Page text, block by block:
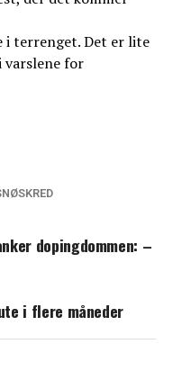
i terrenget. Det er lite
varslene for
dopingdommen: –
i flere måneder